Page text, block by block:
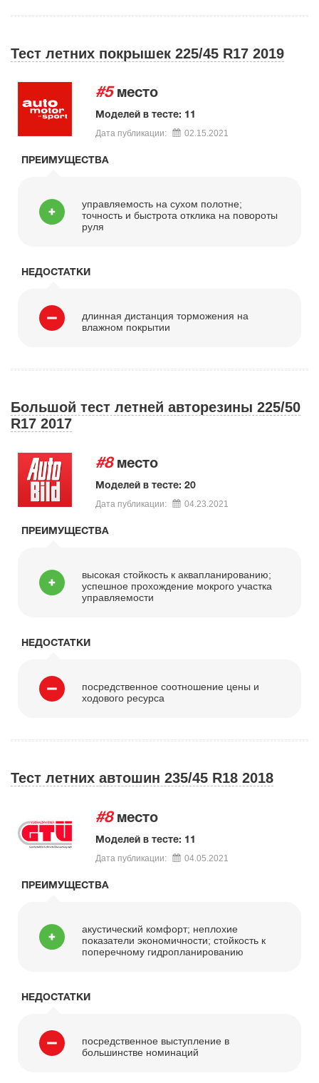
Тест летних покрышек 225/45 R17 2019
#5 место
Моделей в тесте: 11
Дата публикации: 02.15.2021
ПРЕИМУЩЕСТВА
управляемость на сухом полотне;
точность и быстрота отклика на повороты
руля
НЕДОСТАТКИ
длинная дистанция торможения на
влажном покрытии
Большой тест летней авторезины 225/50
R17 2017
#8 место
Моделей в тесте: 20
Дата публикации: 04.23.2021
ПРЕИМУЩЕСТВА
высокая стойкость к аквапланированию;
успешное прохождение мокрого участка
управляемости
НЕДОСТАТКИ
посредственное соотношение цены и
ходового ресурса
Тест летних автошин 235/45 R18 2018
#8 место
Моделей в тесте: 11
Дата публикации: 04.05.2021
ПРЕИМУЩЕСТВА
акустический комфорт; неплохие
показатели экономичности; стойкость к
поперечному гидропланированию
НЕДОСТАТКИ
посредственное выступление в
большинстве номинаций